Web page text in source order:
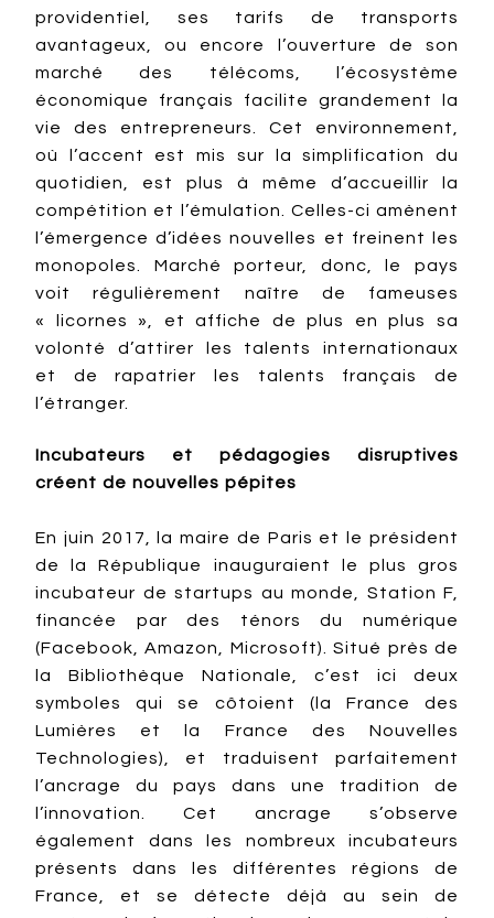
providentiel, ses tarifs de transports
avantageux, ou encore l’ouverture de son
marché des télécoms, l’écosystème
économique français facilite grandement la
vie des entrepreneurs. Cet environnement,
où l’accent est mis sur la simplification du
quotidien, est plus à même d’accueillir la
compétition et l’émulation. Celles-ci amènent
l’émergence d’idées nouvelles et freinent les
monopoles. Marché porteur, donc, le pays
voit régulièrement naître de fameuses
« licornes », et affiche de plus en plus sa
volonté d’attirer les talents internationaux
et de rapatrier les talents français de
l’étranger.
Incubateurs et pédagogies disruptives
créent de nouvelles pépites
En juin 2017, la maire de Paris et le président
de la République inauguraient le plus gros
incubateur de startups au monde, Station F,
financée par des ténors du numérique
(Facebook, Amazon, Microsoft). Situé près de
la Bibliothèque Nationale, c’est ici deux
symboles qui se côtoient (la France des
Lumières et la France des Nouvelles
Technologies), et traduisent parfaitement
l’ancrage du pays dans une tradition de
l’innovation. Cet ancrage s’observe
également dans les nombreux incubateurs
présents dans les différentes régions de
France, et se détecte déjà au sein de